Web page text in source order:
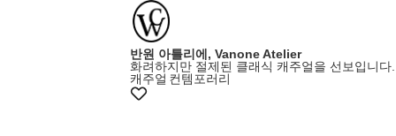
반원 아틀리에, Vanone Atelier
화려하지만 절제된 클래식 캐주얼을 선보입니다.
캐주얼 컨템포러리